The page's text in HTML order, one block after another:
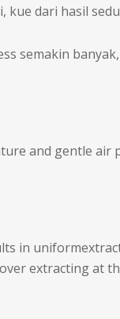
kue dari hasil
semakin
and gentle
in
extracting at